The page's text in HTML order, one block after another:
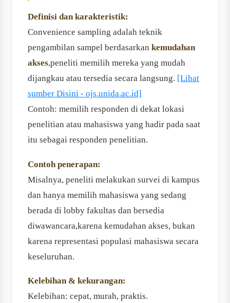
Definisi dan karakteristik:
Convenience sampling adalah teknik
pengambilan sampel berdasarkan kemudahan
akses,peneliti memilih mereka yang mudah
dijangkau atau tersedia secara langsung. [Lihat
sumber Disini - ojs.unida.ac.id]
Contoh: memilih responden di dekat lokasi
penelitian atau mahasiswa yang hadir pada saat
itu sebagai responden penelitian.
Contoh penerapan:
Misalnya, peneliti melakukan survei di kampus
dan hanya memilih mahasiswa yang sedang
berada di lobby fakultas dan bersedia
diwawancara,karena kemudahan akses, bukan
karena representasi populasi mahasiswa secara
keseluruhan.
Kelebihan & kekurangan:
Kelebihan: cepat, murah, praktis.